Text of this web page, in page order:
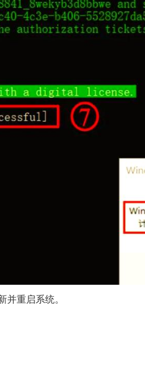
重启系统。